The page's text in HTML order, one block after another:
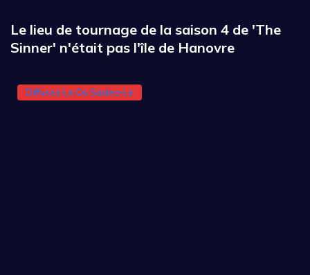
Le lieu de tournage de la saison 4 de 'The
Sinner' n'était pas l'île de Hanovre
Diffusez-Le Ou Sautez-Le